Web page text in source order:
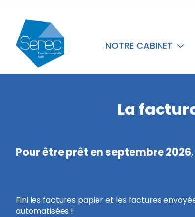
NOTRE CABINET
La
Pour être prêt en septembre 2026
Fini les factures papier et les factures
automatisées !